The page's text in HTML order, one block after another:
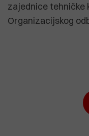
zajednice tehničke
Organizacijskog